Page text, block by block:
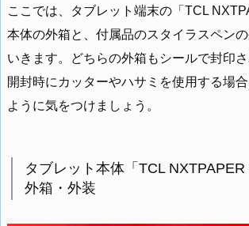
ここでは、タブレット端末の「TCL
本体の外箱と、付属品のスタイラスペン
いきます。どちらの外箱もシールで封印さ
開封時にカッターやハサミを使用する場
ように気をつけましょう。
タブレット本体「TCL
外箱・外装